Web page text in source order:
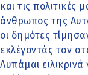
και τις πολιτικές
άνθρωπος της
οι δημότες
εκλέγοντάς τον
Λυπάμαι